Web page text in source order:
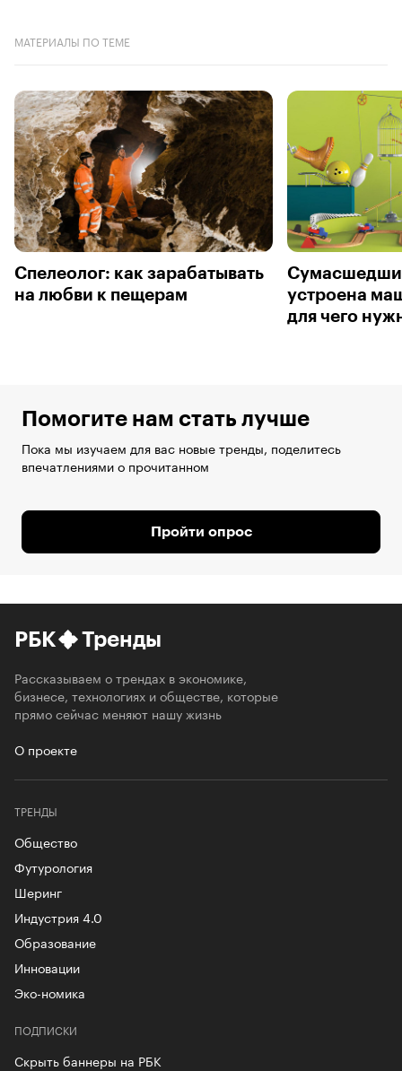
МАТЕРИАЛЫ ПО ТЕМЕ
Спелеолог: как зарабатывать
на любви к пещерам
устроена
для чего
Помогите нам стать лучше
Пока мы изучаем для вас новые тренды, поделитесь
впечатлениями о прочитанном
Пройти опрос
РБК Тренды
Рассказываем о трендах в экономике,
бизнесе, технологиях и обществе, которые
прямо сейчас меняют нашу жизнь
О проекте
ТРЕНДЫ
Общество
Футурология
Шеринг
Индустрия 4.0
Образование
Инновации
Эко-номика
ПОДПИСКИ
Скрыть баннеры на РБК